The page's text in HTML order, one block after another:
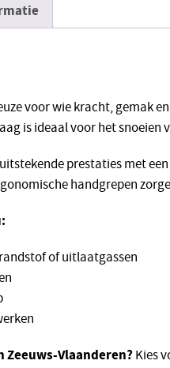
voor wie kracht, gemak
is ideaal voor het
prestaties met
handgrepen
of uitlaatgassen
Zeeuws-Vlaanderen? Kies